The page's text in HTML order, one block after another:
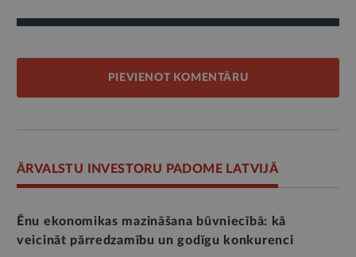
PIEVIENOT KOMENTĀRU
ĀRVALSTU INVESTORU PADOME LATVIJĀ
Ēnu ekonomikas mazināšana būvniecībā: kā
veicināt pārredzamību un godīgu konkurenci